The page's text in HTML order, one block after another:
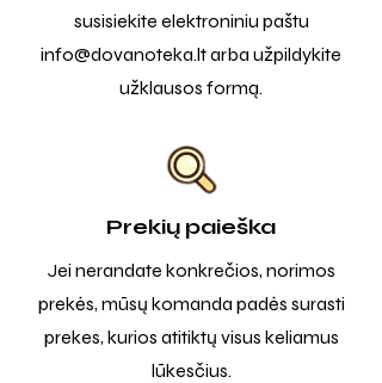
susisiekite elektroniniu paštu
info@dovanoteka.ltarba užpildykite
užklausos formą.
Prekių paieška
Jei nerandate konkrečios, norimos
prekės, mūsų komanda padės surasti
prekes, kurios atitiktų visus keliamus
lūkesčius.